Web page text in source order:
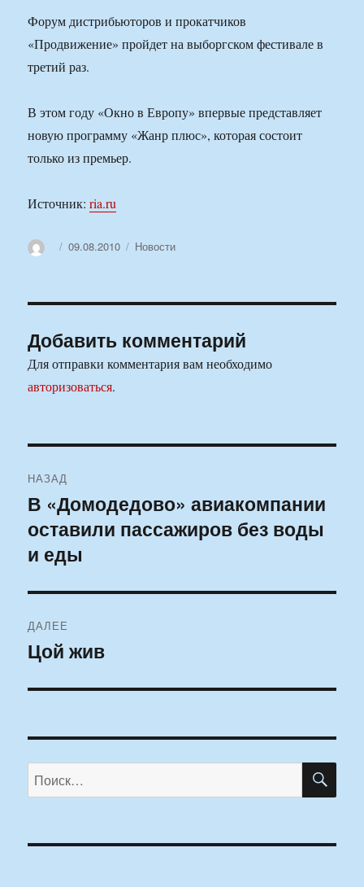
Форум дистрибьюторов и прокатчиков
«Продвижение» пройдет на выборгском фестивале в
третий раз.
В этом году «Окно в Европу» впервые представляет
новую программу «Жанр плюс», которая состоит
только из премьер.
Источник:ria.ru
АвторОпубликовано
09.08.2010 Рубрики
Новости
Добавить комментарий
Для отправки комментария вам необходимо
авторизоваться.
по
записям
НАЗАД
Предыдущая
запись:
В «Домодедово» авиакомпании
оставили пассажиров без воды
и еды
ДАЛЕЕ
Следующая
Цой жив
Искать: